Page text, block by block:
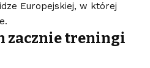
Europejskiej, w której
zacznie treningi